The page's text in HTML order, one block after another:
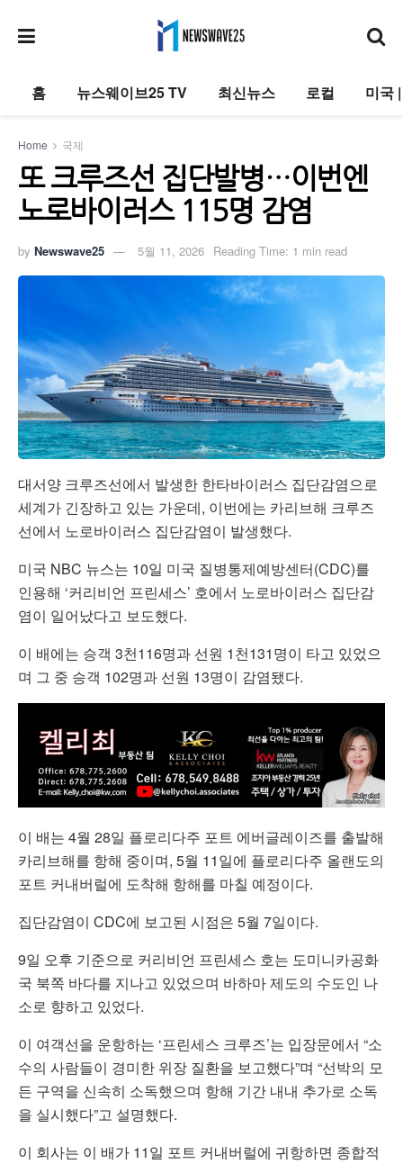
홈 뉴스웨이브25 TV 최신뉴스 로컬 미국
Home 국제
또 크루즈선 집단발병…이번엔
노로바이러스 115명 감염
by Newswave25 5월 11, 2026 Reading Time: 1 min read
대서양 크루즈선에서 발생한 한타바이러스 집단감염으로
세계가 긴장하고 있는 가운데, 이번에는 카리브해 크루즈
선에서 노로바이러스 집단감염이 발생했다.
미국 NBC 뉴스는 10일 미국 질병통제예방센터(CDC)를
인용해 ‘커리비언 프린세스’ 호에서 노로바이러스 집단감
염이 일어났다고 보도했다.
이 배에는 승객 3천116명과 선원 1천131명이 타고 있었으
며 그 중 승객 102명과 선원 13명이 감염됐다.
이 배는 4월 28일 플로리다주 포트 에버글레이즈를 출발해
카리브해를 항해 중이며, 5월 11일에 플로리다주 올랜도의
포트 커내버럴에 도착해 항해를 마칠 예정이다.
집단감염이 CDC에 보고된 시점은 5월 7일이다.
9일 오후 기준으로 커리비언 프린세스 호는 도미니카공화
국 북쪽 바다를 지나고 있었으며 바하마 제도의 수도인 나
소로 향하고 있었다.
이 여객선을 운항하는 ‘프린세스 크루즈’는 입장문에서 “소
수의 사람들이 경미한 위장 질환을 보고했다”며 “선박의 모
든 구역을 신속히 소독했으며 항해 기간 내내 추가로 소독
을 실시했다”고 설명했다.
이 회사는 이 배가 11일 포트 커내버럴에 귀항하면 종합적